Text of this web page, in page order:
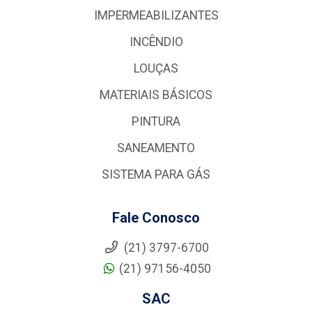
IMPERMEABILIZANTES
INCÊNDIO
LOUÇAS
MATERIAIS BÁSICOS
PINTURA
SANEAMENTO
SISTEMA PARA GÁS
Fale Conosco
(21) 3797-6700
(21) 97156-4050
SAC